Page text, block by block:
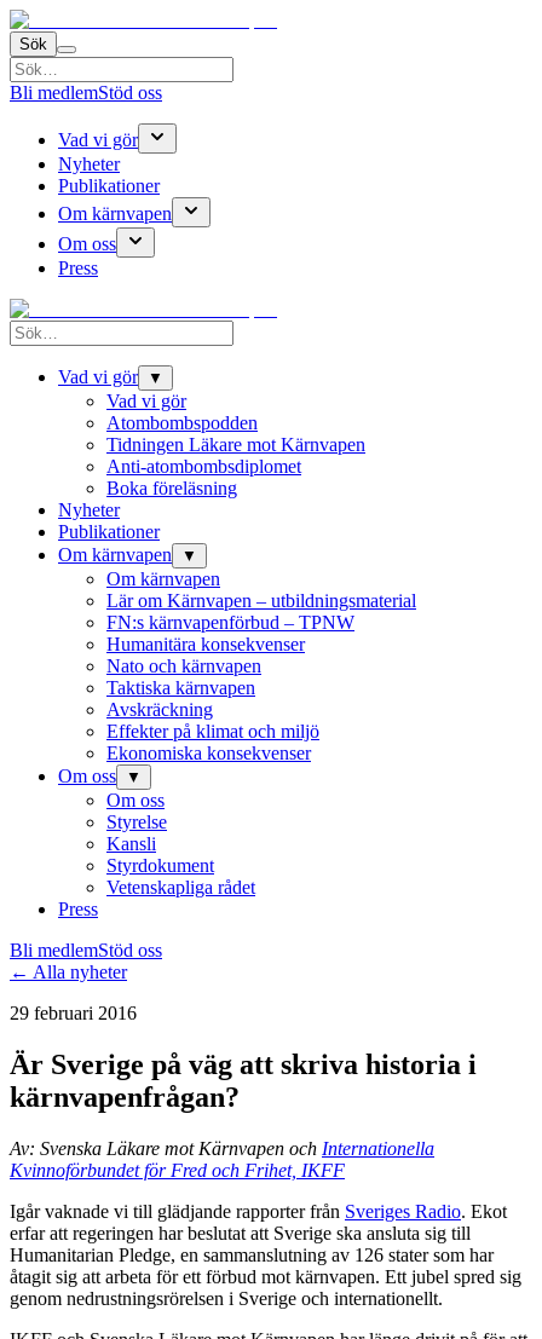
Sök
Bli medlemStöd oss
Vad vi gör
Nyheter
Publikationer
Om kärnvapen
Om oss
Press
Vad vi gör ▼
Vad vi gör
Atombombspodden
Tidningen Läkare mot Kärnvapen
Anti-atombombsdiplomet
Boka föreläsning
Nyheter
Publikationer
Om kärnvapen
▼
Om kärnvapen
Lär om Kärnvapen – utbildningsmaterial
FN:s kärnvapenförbud – TPNW
Humanitära konsekvenser
Nato och kärnvapen
Taktiska kärnvapen
Avskräckning
Effekter på klimat och miljö
Ekonomiska konsekvenser
Om oss
▼
Om oss
Styrelse
Kansli
Styrdokument
Vetenskapliga rådet
Press
Bli medlemStöd oss
← Alla nyheter
29 februari 2016
Är Sverige på väg att skriva historia i
kärnvapenfrågan?
Av: Svenska Läkare mot Kärnvapen och Internationella
Kvinnoförbundet för Fred och Frihet, IKFF
Igår vaknade vi till glädjande rapporter från Sveriges Radio. Ekot
erfar att regeringen har beslutat att Sverige ska ansluta sig till
Humanitarian Pledge, en sammanslutning av 126 stater som har
åtagit sig att arbeta för ett förbud mot kärnvapen. Ett jubel spred sig
genom nedrustningsrörelsen i Sverige och internationellt.